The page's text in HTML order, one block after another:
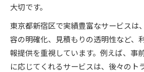
大切です。
東京都新宿区で実績豊富なサービスは
容の明確化、見積もりの透明性など、
報提供を重視しています。例えば、事
に応じてくれるサービスは、後々のト